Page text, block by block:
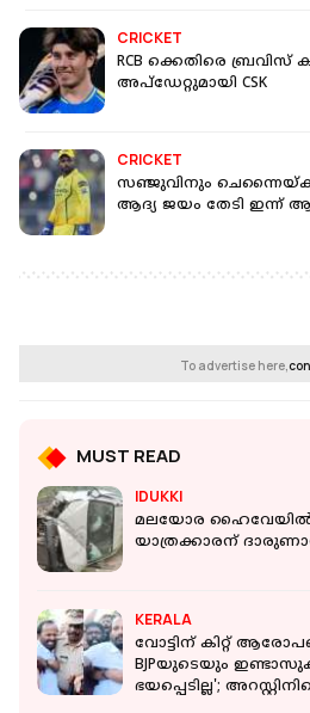
CRICKET
RCB ക്കെതിരെ
അപ്‌ഡേറ്റുമായി CSK
CRICKET
സഞ്ജുവിനും
ആദ്യ ജയം തേടി ഇന്ന്
To advertise here,
MUST READ
IDUKKI
മലയോര ഹൈവേയില്‍
യാത്രക്കാരന്
KERALA
വോട്ടിന് കിറ്റ്
BJPയുടെയും
ഭയപ്പെടില്ല';